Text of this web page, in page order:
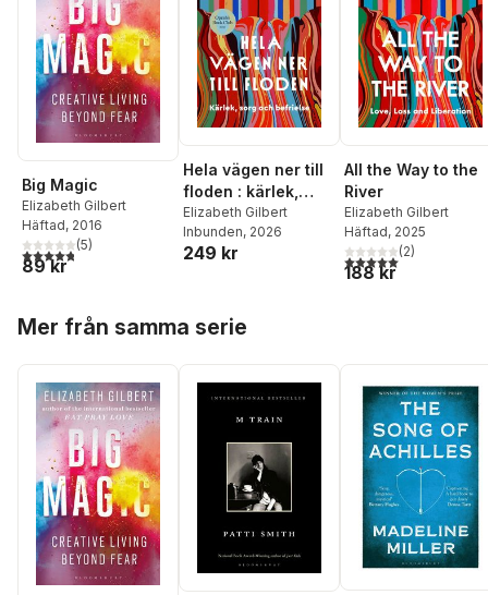
Big Magic
Elizabeth Gilbert
Häftad, 2016
4,8utav 5 stjärnor. Totalt antal röster:
(5)
89 kr
Hela vägen ner till
floden : kärlek,
sorg och befrielse
Elizabeth Gilbert
Inbunden, 2026
249 kr
All the Way to the
River
Elizabeth Gilbert
Häftad, 2025
5,0utav 5 stjärnor.
(2)
188 kr
Mer från samma serie